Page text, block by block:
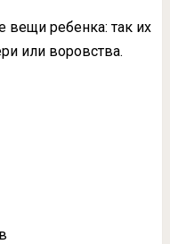
ребенка: так их
или воровства.